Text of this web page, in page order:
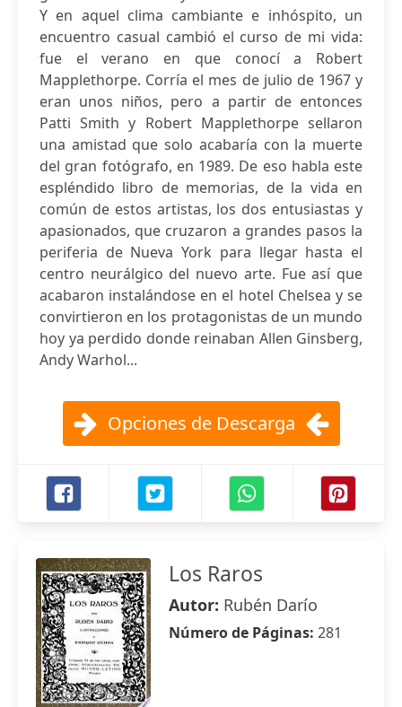
Y en aquel clima cambiante e inhóspito, un
encuentro casual cambió el curso de mi vida:
fue el verano en que conocí a Robert
Mapplethorpe. Corría el mes de julio de 1967 y
eran unos niños, pero a partir de entonces
Patti Smith y Robert Mapplethorpe sellaron
una amistad que solo acabaría con la muerte
del gran fotógrafo, en 1989. De eso habla este
espléndido libro de memorias, de la vida en
común de estos artistas, los dos entusiastas y
apasionados, que cruzaron a grandes pasos la
periferia de Nueva York para llegar hasta el
centro neurálgico del nuevo arte. Fue así que
acabaron instalándose en el hotel Chelsea y se
convirtieron en los protagonistas de un mundo
hoy ya perdido donde reinaban Allen Ginsberg,
Andy Warhol...
Opciones de Descarga
Los Raros
Autor: Rubén Darío
Número de Páginas: 281